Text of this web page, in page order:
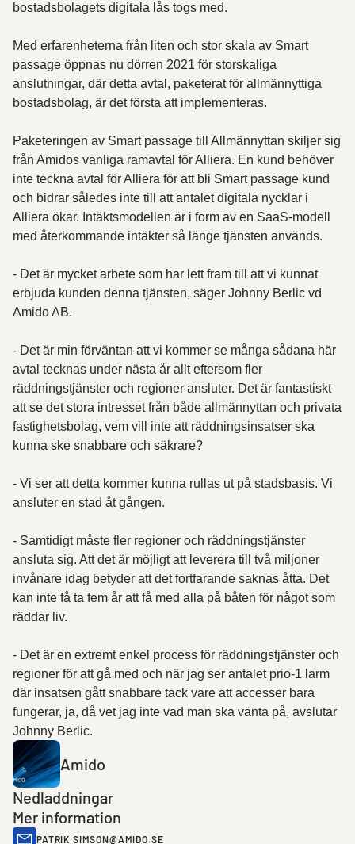
bostadsbolagets digitala lås togs med.
Med erfarenheterna från liten och stor skala av Smart
passage öppnas nu dörren 2021 för storskaliga
anslutningar, där detta avtal, paketerat för allmännyttiga
bostadsbolag, är det första att implementeras.
Paketeringen av Smart passage till Allmännyttan skiljer sig
från Amidos vanliga ramavtal för Alliera. En kund behöver
inte teckna avtal för Alliera för att bli Smart passage kund
och bidrar således inte till att antalet digitala nycklar i
Alliera ökar. Intäktsmodellen är i form av en SaaS-modell
med återkommande intäkter så länge tjänsten används.
- Det är mycket arbete som har lett fram till att vi kunnat
erbjuda kunden denna tjänsten, säger Johnny Berlic vd
Amido AB.
- Det är min förväntan att vi kommer se många sådana här
avtal tecknas under nästa år allt eftersom fler
räddningstjänster och regioner ansluter. Det är fantastiskt
att se det stora intresset från både allmännyttan och privata
fastighetsbolag, vem vill inte att räddningsinsatser ska
kunna ske snabbare och säkrare?
- Vi ser att detta kommer kunna rullas ut på stadsbasis. Vi
ansluter en stad åt gången.
- Samtidigt måste fler regioner och räddningstjänster
ansluta sig. Att det är möjligt att leverera till två miljoner
invånare idag betyder att det fortfarande saknas åtta. Det
kan inte få ta fem år att få med alla på båten för något som
räddar liv.
- Det är en extremt enkel process för räddningstjänster och
regioner för att gå med och när jag ser antalet prio-1 larm
där insatsen gått snabbare tack vare att accesser bara
fungerar, ja, då vet jag inte vad man ska vänta på, avslutar
Johnny Berlic.
Amido
Nedladdningar
Mer information
PATRIK.SIMSON@AMIDO.SE